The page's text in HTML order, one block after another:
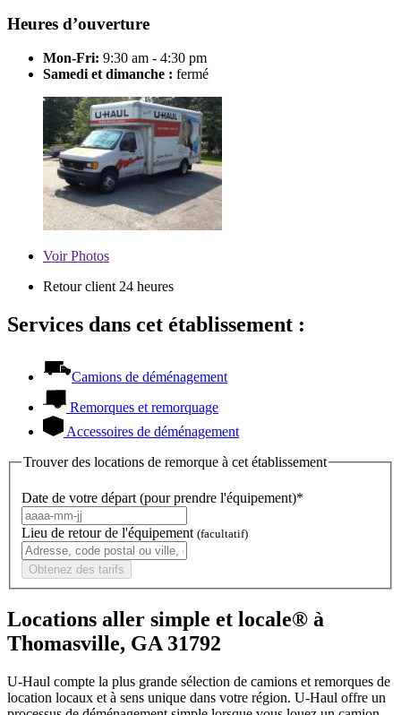
Heures d’ouverture
Mon-Fri: 9:30 am - 4:30 pm
Samedi et dimanche : fermé
VoirPhotos
Retour client 24 heures
Services dans cet établissement :
Camions de déménagement
Remorques et remorquage
Accessoires de déménagement
Trouver des locations de remorque à cet établissement
Date de votre départ (pour prendre l'équipement)*
Lieu de retour de l'équipement (facultatif)
Obtenez des tarifs
Locations aller simple et locale® à
Thomasville, GA 31792
U-Haul compte la plus grande sélection de camions et remorques de
location locaux et à sens unique dans votre région. U-Haul offre un